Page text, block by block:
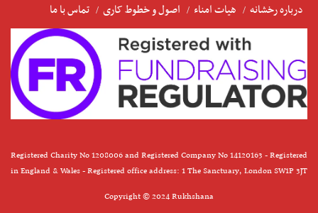
درباره رخشانه هیات امناء اصول و خطوط کاری تماس با ما
Registered Charity No 1208006 and Registered Company No 14120163 - Registered
in England & Wales - Registered office address: 1 The Sanctuary, London SW1P 3JT
Copyright © 2024 Rukhshana